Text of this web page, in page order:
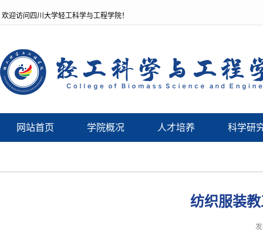
欢迎访问四川大学轻工科学与工程学院！
网站首页 学院概况 人才培养 科学研
纺织服装